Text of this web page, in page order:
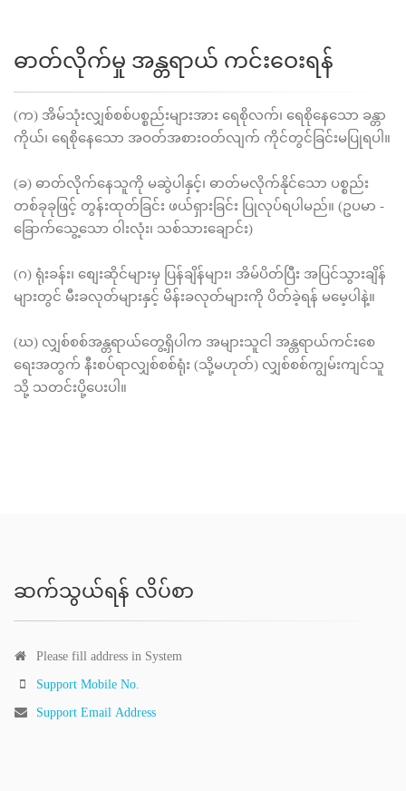
ဓာတ်လိုက်မှု အန္တရာယ် ကင်းဝေးရန်
(က) အိမ်သုံးလျှစ်စစ်ပစ္စည်းများအား ရေစိုလက်၊ ရေစိုနေသော ခန္တာ
ကိုယ်၊ ရေစိုနေသော အဝတ်အစားဝတ်လျက် ကိုင်တွင်ခြင်းမပြုရပါ။
(ခ) ဓာတ်လိုက်နေသူကို မဆွဲပါနှင့်၊ ဓာတ်မလိုက်နိုင်သော ပစ္စည်း
တစ်ခုခုဖြင့် တွန်းထုတ်ခြင်း ဖယ်ရှားခြင်း ပြုလုပ်ရပါမည်။ (ဥပမာ -
ခြောက်သွေ့သော ဝါးလုံး၊ သစ်သားချောင်း)
(ဂ) ရုံးခန်း၊ စျေးဆိုင်များမှ ပြန်ချိန်များ၊ အိမ်ပိတ်ပြီး အပြင်သွားချိန်
များတွင် မီးခလုတ်များနှင့် မိန်းခလုတ်များကို ပိတ်ခဲ့ရန် မမေ့ပါနဲ့။
(ဃ) လျှစ်စစ်အန္တရာယ်တွေ့ရှိပါက အများသူငါ အန္တရာယ်ကင်းစေ
ရေးအတွက် နီးစပ်ရာလျှစ်စစ်ရုံး (သို့မဟုတ်) လျှစ်စစ်ကျွမ်းကျင်သူ
သို့ သတင်းပို့ပေးပါ။
ဆက်သွယ်ရန် လိပ်စာ
Please fill address in System
Support Mobile No.
Support Email Address